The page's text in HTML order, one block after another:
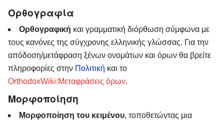
Ορθογραφία
Ορθογραφική και γραμματική διόρθωση σύμφωνα με
τους κανόνες της σύγχρονης ελληνικής γλώσσας. Για την
απόδοση/μετάφραση ξένων ονομάτων και όρων θα βρείτε
πληροφορίες στην Πολιτική και το
OrthodoxWiki:Μεταφράσεις όρων.
Μορφοποίηση
Μορφοποίηση του κειμένου, τοποθετώντας μια